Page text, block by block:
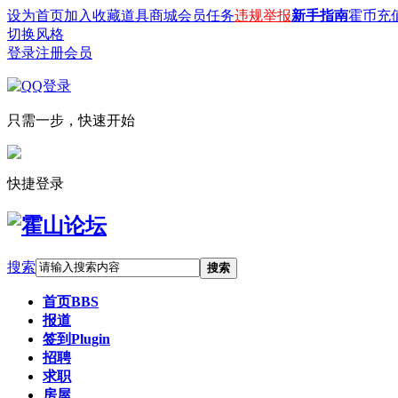
设为首页加入收藏道具商城会员任务违规举报新手指南霍币充
切换风格
登录注册会员
只需一步，快速开始
快捷登录
搜索 搜索
首页BBS
报道
签到Plugin
招聘
求职
房屋